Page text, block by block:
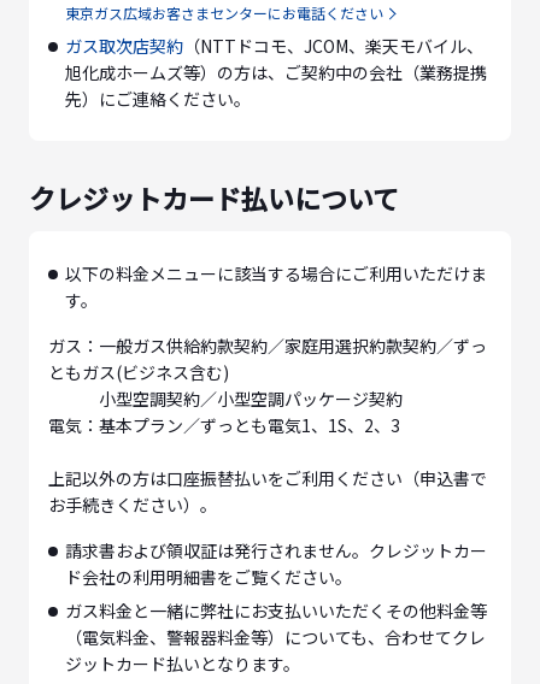
東京ガス広域お客さまセンターにお電話ください
ガス取次店契約 （NTTドコモ、JCOM、楽天モバイル、
旭化成ホームズ等）の方は、ご契約中の会社（業務提携
先）にご連絡ください。
クレジットカード払いについて
以下の料金メニューに該当する場合にご利用いただけま
す。
ガス：一般ガス供給約款契約／家庭用選択約款契約／ずっ
ともガス(ビジネス含む)
小型空調契約／小型空調パッケージ契約
電気：基本プラン／ずっとも電気1、1S、2、3
上記以外の方は口座振替払いをご利用ください（申込書で
お手続きください）。
請求書および領収証は発行されません。クレジットカー
ド会社の利用明細書をご覧ください。
ガス料金と一緒に弊社にお支払いいただくその他料金等
（電気料金、警報器料金等）についても、合わせてクレ
ジットカード払いとなります。